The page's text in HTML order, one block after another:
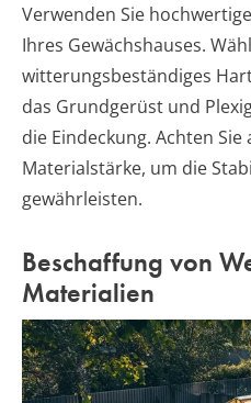
Verwenden Sie
Ihres Gewächshauses.
witterungsbeständiges
das Grundgerüst und
die Eindeckung. Achten
Materialstärke, um die
gewährleisten.
Beschaffung von
Materialien